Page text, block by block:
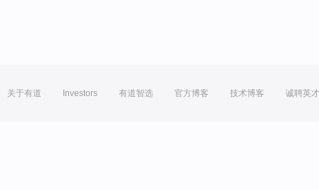
关于有道 Investors 有道智选 官方博客 技术博客 诚聘英才